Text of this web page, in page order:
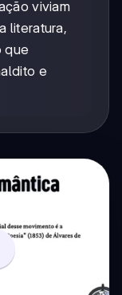
viviam
literatura,
que
e